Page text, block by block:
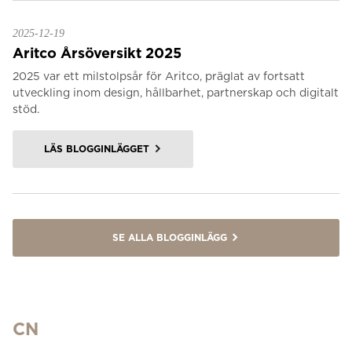
2025-12-19
Aritco Årsöversikt 2025
2025 var ett milstolpsår för Aritco, präglat av fortsatt
utveckling inom design, hållbarhet, partnerskap och digitalt
stöd.
LÄS BLOGGINLÄGGET
SE ALLA BLOGGINLÄGG
CN